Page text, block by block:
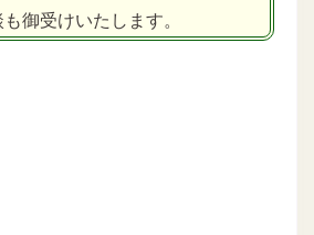
御受けいたします。